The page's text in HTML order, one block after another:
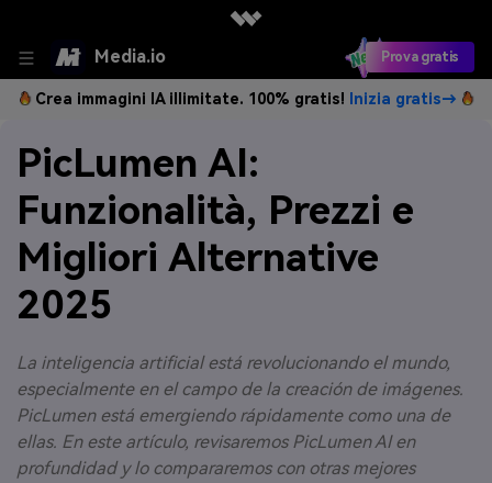
Media.io Prova gratis
Crea immagini IA illimitate. 100% gratis! Inizia gratis→
PicLumen AI:
Funzionalità, Prezzi e
Migliori Alternative
2025
La inteligencia artificial está revolucionando el mundo,
especialmente en el campo de la creación de imágenes.
PicLumen está emergiendo rápidamente como una de
ellas. En este artículo, revisaremos PicLumen AI en
profundidad y lo compararemos con otras mejores